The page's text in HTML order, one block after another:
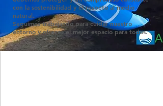
con la sostenibilidad y el respeto al medio
natural.
Seguimos trabajando para cuidar nuestro
entorno y ofrecer el mejor espacio para todos.